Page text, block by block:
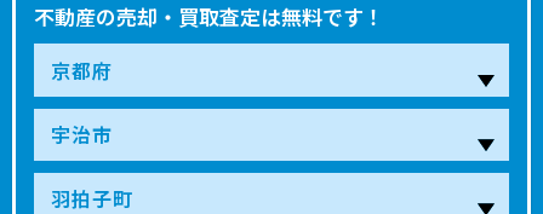
不動産の売却・買取査定は無料です！